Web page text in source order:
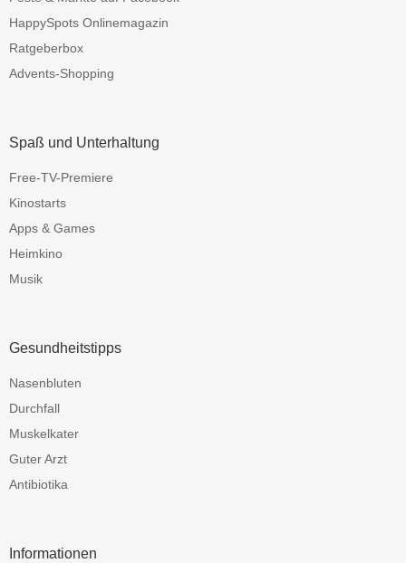
HappySpots Onlinemagazin
Ratgeberbox
Advents-Shopping
Spaß und Unterhaltung
Free-TV-Premiere
Kinostarts
Apps & Games
Heimkino
Musik
Gesundheitstipps
Nasenbluten
Durchfall
Muskelkater
Guter Arzt
Antibiotika
Informationen